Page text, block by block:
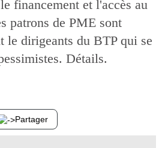
financement et l'accès au
patrons de PME sont
le dirigeants du BTP qui se
Détails.
Partager